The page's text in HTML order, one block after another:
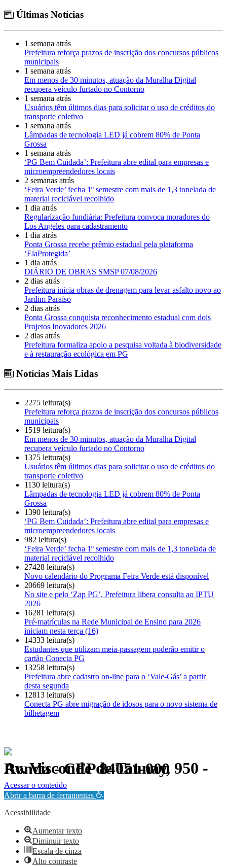
Últimas Notícias
1 semana atrás
Prefeitura reforça prazos de inscrição dos concursos públicos
municipais
1 semana atrás
Em menos de 30 minutos, atuação da Muralha Digital
recupera veículo furtado no Contorno
1 semana atrás
Usuários têm últimos dias para solicitar o uso de créditos do
transporte coletivo
1 semana atrás
Lâmpadas de tecnologia LED já cobrem 80% de Ponta
Grossa
1 semana atrás
‘PG Bem Cuidada’: Prefeitura abre edital para empresas e
microempreendedores locais
2 semanas atrás
‘Feira Verde’ fecha 1º semestre com mais de 1,3 tonelada de
material reciclável recolhido
1 dia atrás
Regularização fundiária: Prefeitura convoca moradores do
Los Angeles para cadastramento
1 dia atrás
Ponta Grossa recebe prêmio estadual pela plataforma
‘ElaProtegida’
1 dia atrás
DIÁRIO DE OBRAS SMSP 07/08/2026
2 dias atrás
Prefeitura inicia obras de drenagem para levar asfalto novo ao
Jardim Paraíso
2 dias atrás
Ponta Grossa conquista reconhecimento estadual com dois
Projetos Inovadores 2026
2 dias atrás
Prefeitura formaliza apoio a pesquisa voltada à biodiversidade
e à restauração ecológica em PG
Notícias Mais Lidas
2275 leitura(s)
Prefeitura reforça prazos de inscrição dos concursos públicos
municipais
1519 leitura(s)
Em menos de 30 minutos, atuação da Muralha Digital
recupera veículo furtado no Contorno
1375 leitura(s)
Usuários têm últimos dias para solicitar o uso de créditos do
transporte coletivo
1130 leitura(s)
Lâmpadas de tecnologia LED já cobrem 80% de Ponta
Grossa
1390 leitura(s)
‘PG Bem Cuidada’: Prefeitura abre edital para empresas e
microempreendedores locais
982 leitura(s)
‘Feira Verde’ fecha 1º semestre com mais de 1,3 tonelada de
material reciclável recolhido
27428 leitura(s)
Novo calendário do Programa Feira Verde está disponível
20669 leitura(s)
No site e pelo ‘Zap PG’, Prefeitura libera consulta ao IPTU
2026
16281 leitura(s)
Pré-matrículas na Rede Municipal de Ensino para 2026
iniciam nesta terça (16)
14333 leitura(s)
Estudantes que utilizam meia-passagem poderão emitir o
cartão Conecta PG
13258 leitura(s)
Prefeitura abre cadastro on-line para o ‘Vale-Gás’ a partir
desta segunda
12813 leitura(s)
Conecta PG abre migração de idosos para o novo sistema de
bilhetagem
Av. Visconde de Taunay, 950 - Ronda - CEP 84051-000
Política de Privacidade.
Acessar o conteúdo
Abrir a barra de ferramentas
Acessibilidade
Aumentar texto
Diminuir texto
Escala de cinza
Alto contraste